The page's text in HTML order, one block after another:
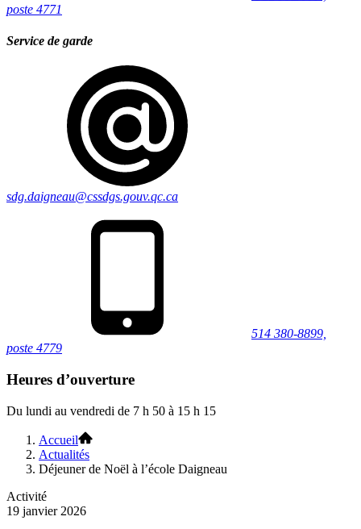
poste 4771
Service de garde
sdg.daigneau@cssdgs.gouv.qc.ca
514 380-8899,
poste 4779
Heures d’ouverture
Du lundi au vendredi de 7 h 50 à 15 h 15
Accueil
Actualités
Déjeuner de Noël à l’école Daigneau
Activité
19 janvier 2026